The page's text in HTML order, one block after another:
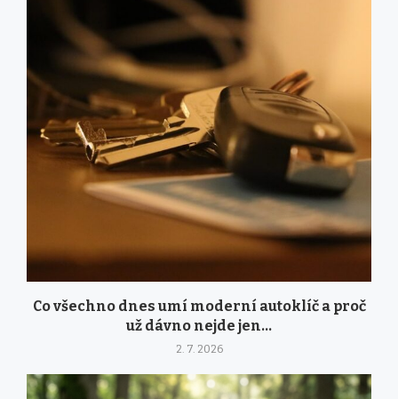
Co všechno dnes umí moderní autoklíč a proč
už dávno nejde jen...
2. 7. 2026